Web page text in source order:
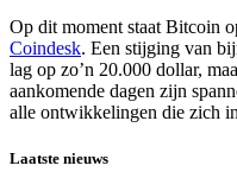
Op dit moment staat Bitcoin
Coindesk. Een stijging van
lag op zo’n 20.000 dollar,
aankomende dagen zijn
alle ontwikkelingen die zich
Laatste nieuws